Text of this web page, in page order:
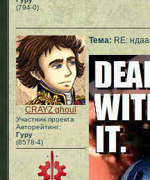
(794-0)
CRAYZ ghoul
Участник проекта
Авторейтинг:
Гуру
(8578-4)
Тема: RE: